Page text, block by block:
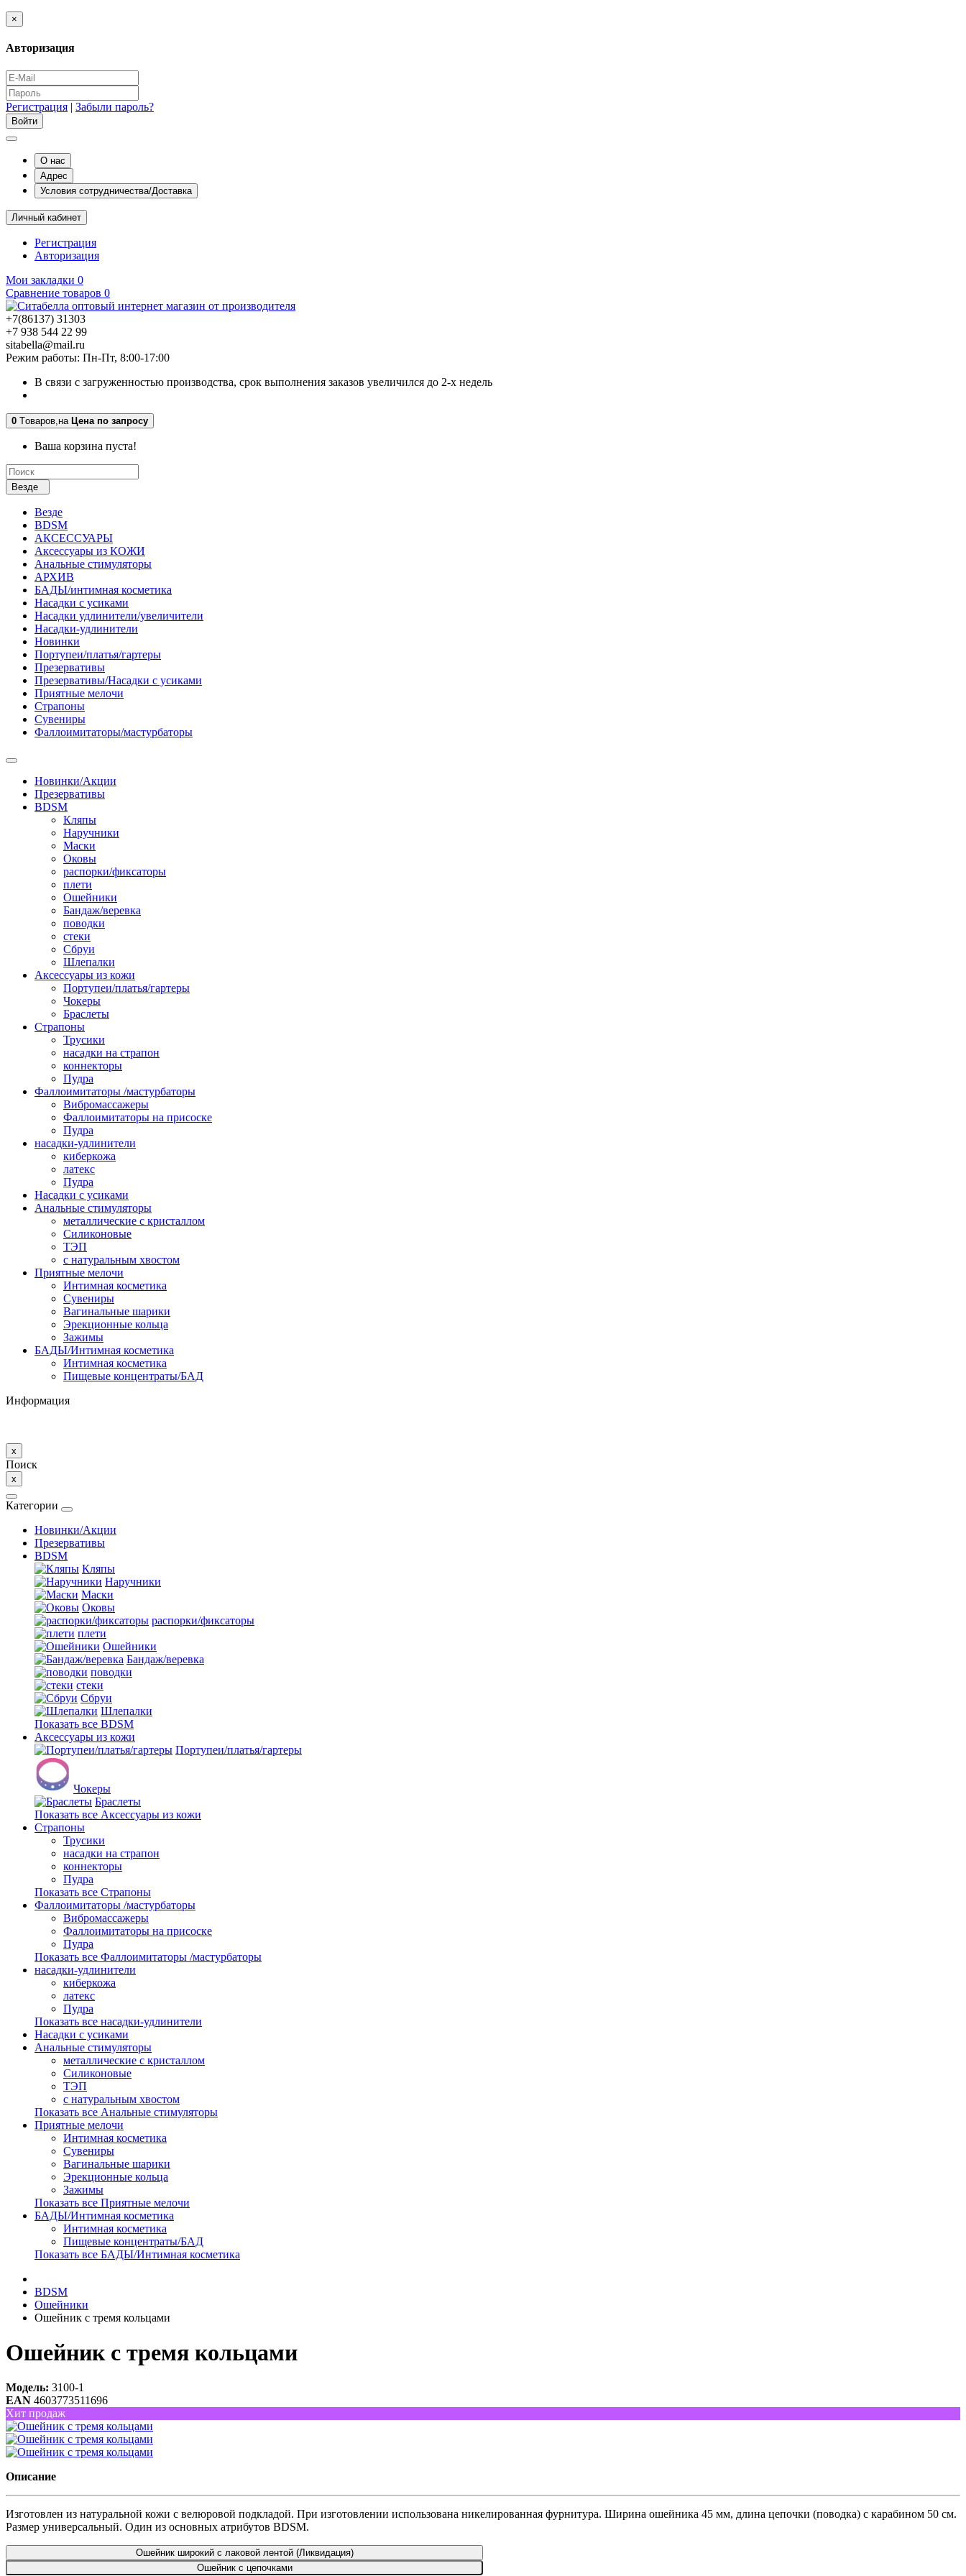
×
Авторизация
Регистрация | Забыли пароль?
О нас
Адрес
Условия сотрудничества/Доставка
Личный кабинет
Регистрация
Авторизация
Мои закладки 0
Сравнение товаров 0
+7(86137) 31303
+7 938 544 22 99
sitabella@mail.ru
Режим работы: Пн-Пт, 8:00-17:00
В связи с загруженностью производства, срок выполнения заказов увеличился до 2-х недель
0 Tоваров, на Цена по запросу
Ваша корзина пуста!
Везде
Везде
BDSM
АКСЕССУАРЫ
Аксессуары из КОЖИ
Анальные стимуляторы
АРХИВ
БАДЫ/интимная косметика
Насадки с усиками
Насадки удлинители/увеличители
Насадки-удлинители
Новинки
Портупеи/платья/гартеры
Презервативы
Презервативы/Насадки с усиками
Приятные мелочи
Страпоны
Сувениры
Фаллоимитаторы/мастурбаторы
Новинки/Акции
Презервативы
BDSM
Кляпы
Наручники
Маски
Оковы
распорки/фиксаторы
плети
Ошейники
Бандаж/веревка
поводки
стеки
Сбруи
Шлепалки
Аксессуары из кожи
Портупеи/платья/гартеры
Чокеры
Браслеты
Страпоны
Трусики
насадки на страпон
коннекторы
Пудра
Фаллоимитаторы /мастурбаторы
Вибромассажеры
Фаллоимитаторы на присоске
Пудра
насадки-удлинители
киберкожа
латекс
Пудра
Насадки с усиками
Анальные стимуляторы
металлические с кристаллом
Силиконовые
ТЭП
с натуральным хвостом
Приятные мелочи
Интимная косметика
Сувениры
Вагинальные шарики
Эрекционные кольца
Зажимы
БАДЫ/Интимная косметика
Интимная косметика
Пищевые концентраты/БАД
Информация
x
Поиск
x
Категории
Новинки/Акции
Презервативы
BDSM
Кляпы
Наручники
Маски
Оковы
распорки/фиксаторы
плети
Ошейники
Бандаж/веревка
поводки
стеки
Сбруи
Шлепалки
Показать все BDSM
Аксессуары из кожи
Портупеи/платья/гартеры
Чокеры
Браслеты
Показать все Аксессуары из кожи
Страпоны
Трусики
насадки на страпон
коннекторы
Пудра
Показать все Страпоны
Фаллоимитаторы /мастурбаторы
Вибромассажеры
Фаллоимитаторы на присоске
Пудра
Показать все Фаллоимитаторы /мастурбаторы
насадки-удлинители
киберкожа
латекс
Пудра
Показать все насадки-удлинители
Насадки с усиками
Анальные стимуляторы
металлические с кристаллом
Силиконовые
ТЭП
с натуральным хвостом
Показать все Анальные стимуляторы
Приятные мелочи
Интимная косметика
Сувениры
Вагинальные шарики
Эрекционные кольца
Зажимы
Показать все Приятные мелочи
БАДЫ/Интимная косметика
Интимная косметика
Пищевые концентраты/БАД
Показать все БАДЫ/Интимная косметика
BDSM
Ошейники
Ошейник с тремя кольцами
Ошейник с тремя кольцами
Модель: 3100-1
EAN 4603773511696
Хит продаж
Описание
Изготовлен из натуральной кожи с велюровой подкладой. При изготовлении использована никелированная фурнитура. Ширина ошейника 45 мм, длина цепочки (поводка) с карабином 50 см.
Размер универсальный. Один из основных атрибутов BDSM.
Ошейник широкий с лаковой лентой (Ликвидация)
Ошейник с цепочками